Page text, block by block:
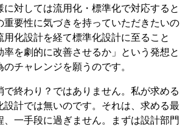
に対しては流用化・標準化で対応すると
重要性に気づきを持っていただきたいの
用化設計を経て標準化設計に至ること
率を劇的に改善させるか」という発想と
チャレンジを願うのです。
で終わり？ではありません。私が求める
設計では無いのです。それは、求める最
、一手段に過ぎません。まずは設計部門